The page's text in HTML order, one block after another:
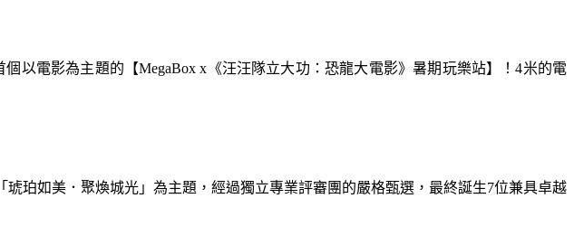
以電影為主題的【MegaBox x《汪汪隊立大功：恐龍大電影》暑期玩樂站】！4米的電
珀如美．聚煥城光」為主題，經過獨立專業評審團的嚴格甄選，最終誕生7位兼具卓越